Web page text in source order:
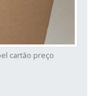
cartão preço